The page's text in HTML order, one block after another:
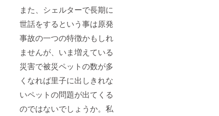
また、シェルターで長期に
世話をするという事は原発
事故の一つの特徴かもしれ
ませんが、いま増えている
災害で被災ペットの数が多
くなれば里子に出しきれな
いペットの問題が出てくる
のではないでしょうか。私